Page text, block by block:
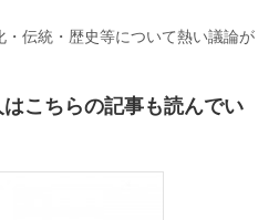
伝統・歴史等について熱い議論が
こちらの記事も読んでい